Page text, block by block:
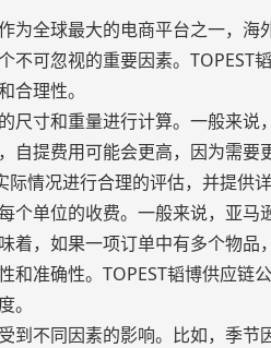
为全球最大的电商平台之一，
可忽视的重要因素。TOPEST
合理性。
寸和重量进行计算。一般来说
提费用可能会更高，因为需要
情况进行合理的评估，并提供
个单位的收费。一般来说，亚
着，如果一项订单中有多个物
准确性。TOPEST韬博供应链
。
到不同因素的影响。比如，季